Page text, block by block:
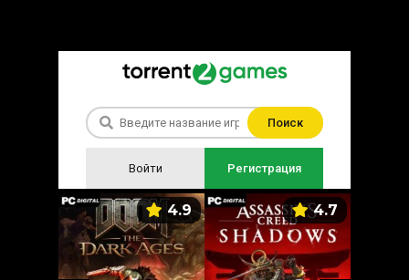
Поиск
Войти Регистрация
4.9 4.7